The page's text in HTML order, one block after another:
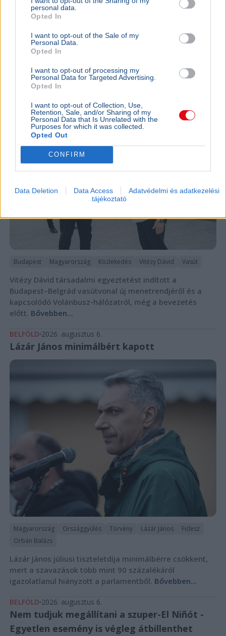
personal data.
Opted In
I want to opt-out of the Sale of my
Personal Data.
Opted In
I want to opt-out of processing my
Personal Data for Targeted Advertising.
Opted In
I want to opt-out of Collection, Use,
Retention, Sale, and/or Sharing of my
Personal Data that Is Unrelated with the
Purposes for which it was collected.
Opted Out
CONFIRM
Data Deletion Data Access
Adatvédelmi és adatkezelési
tájékoztató
Magyarország Brüsszel
luxusingatlant Brüsszelben, ahol fine dining étteremet is
nyitottak volna. Az üzlet végül meghiúsult.
BELFÖLD 2026. augusztus 7.
Most első ízben szólhatnak bele az utasok a
Budapest Magyarország Közlekedés Vitézy Dávid Vasút
Vitézy Dávid társadalmi egyeztetést indított a
Budapest–Belgrád vasútvonal új menetrendjéről és a
kapcsolódó Volánbusz-hálózatról, még a bevezetés
előtt. Bővebben...
BELFÖLD 2026. augusztus 6.
Lázár János minimálbért kapott
Magyarország Országgyűlés Törvény Lázár János
Fidesz
Orbán Balázs
Lázár János júliusi tiszteletdíja minimálbérre csökkent,
mert a szavazások több mint 90 százalékáról
igazolatlanul hiányzott a parlamentből. Bővebben...
BELFÖLD 2026. augusztus 6.
Nem tudjuk megállítani a szuper-El Niñót -
Egyetlen esemény is végleg átbillenthet